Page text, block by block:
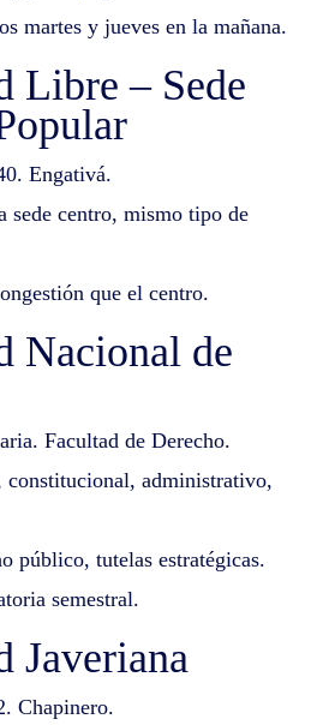
martes y jueves en la mañana.
Libre – Sede
Engativá.
sede centro, mismo tipo de
que el centro.
Nacional de
Facultad de Derecho.
administrativo,
público, tutelas estratégicas.
semestral.
Javeriana
Chapinero.